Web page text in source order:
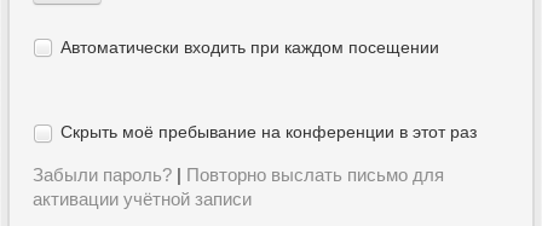
Автоматически входить при каждом посещении
Скрыть моё пребывание на конференции в этот раз
Забыли пароль? | Повторно выслать письмо для
активации учётной записи